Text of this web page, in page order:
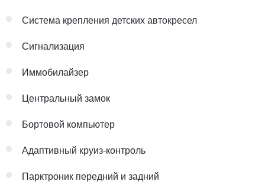
Система крепления детских автокресел
Сигнализация
Иммобилайзер
Центральный замок
Бортовой компьютер
Адаптивный круиз-контроль
Парктроник передний и задний